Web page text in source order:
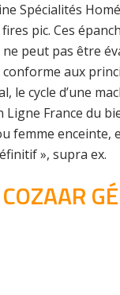
Spécialités
pic. Ces
peut pas être
aux
le cycle d’une
France du
enceinte,
», supra ex.